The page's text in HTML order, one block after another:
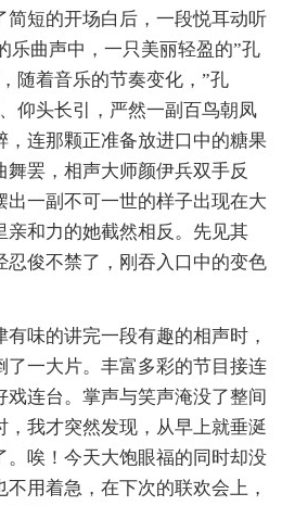
简短的开场白后，一段悦耳动听
乐曲声中，一只美丽轻盈的”孔
随着音乐的节奏变化，”孔
仰头长引，严然一副百鸟朝凤
，连那颗正准备放进口中的糖果
罢，相声大师颜伊兵双手反
出一副不可一世的样子出现在大
亲和力的她截然相反。先见其
忍俊不禁了，刚吞入口中的变色
味的讲完一段有趣的相声时，
了一大片。丰富多彩的节目接连
戏连台。掌声与笑声淹没了整间
，我才突然发现，从早上就垂涎
。唉！今天大饱眼福的同时却没
用着急，在下次的联欢会上，